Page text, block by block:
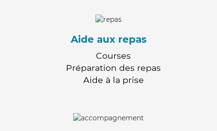
Aide aux repas
Courses
Préparation des repas
Aide à la prise